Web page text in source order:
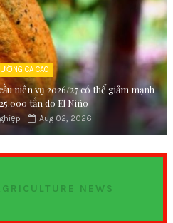
CA CAO
niên vụ 2026/27 có thể giảm mạnh
tấn do El Niño
Aug 02, 2026
NEWS